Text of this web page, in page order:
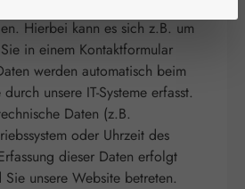
Hierbei kann es sich z.B. um
in einem Kontaktformular
werden automatisch beim
unsere IT-Systeme erfasst.
Daten (z.B.
oder Uhrzeit des
dieser Daten erfolgt
unsere Website betreten.